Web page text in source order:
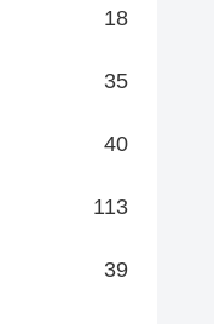
18
35
40
113
39